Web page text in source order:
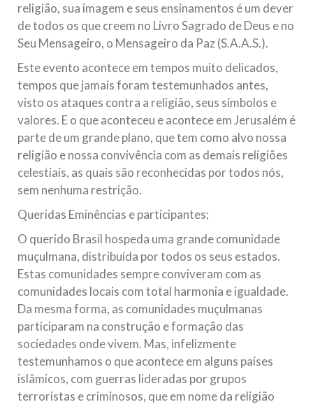
religião, sua imagem e seus ensinamentos é um dever
de todos os que creem no Livro Sagrado de Deus e no
Seu Mensageiro, o Mensageiro da Paz (S.A.A.S.).
Este evento acontece em tempos muito delicados,
tempos que jamais foram testemunhados antes,
visto os ataques contra a religião, seus símbolos e
valores. E o que aconteceu e acontece em Jerusalém é
parte de um grande plano, que tem como alvo nossa
religião e nossa convivência com as demais religiões
celestiais, as quais são reconhecidas por todos nós,
sem nenhuma restrição.
Queridas Eminências e participantes;
O querido Brasil hospeda uma grande comunidade
muçulmana, distribuída por todos os seus estados.
Estas comunidades sempre conviveram com as
comunidades locais com total harmonia e igualdade.
Da mesma forma, as comunidades muçulmanas
participaram na construção e formação das
sociedades onde vivem. Mas, infelizmente
testemunhamos o que acontece em alguns países
islâmicos, com guerras lideradas por grupos
terroristas e criminosos, que em nome da religião